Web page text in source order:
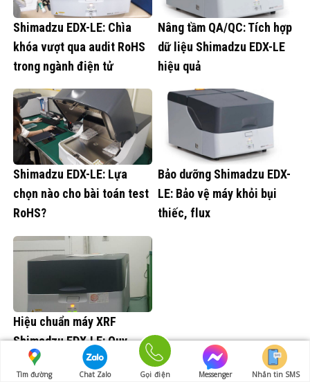
Shimadzu EDX-LE: Chìa
khóa vượt qua audit RoHS
trong ngành điện tử
Nâng tầm QA/QC: Tích hợp
dữ liệu Shimadzu EDX-LE
hiệu quả
Shimadzu EDX-LE: Lựa
chọn nào cho bài toán test
RoHS?
Bảo dưỡng Shimadzu EDX-
LE: Bảo vệ máy khỏi bụi
thiếc, flux
Hiệu chuẩn máy XRF
Shimadzu EDX-LE: Quy
trình & Bộ chuẩn
Tìm đường Chat Zalo Gọi điện Messenger Nhắn tin SMS